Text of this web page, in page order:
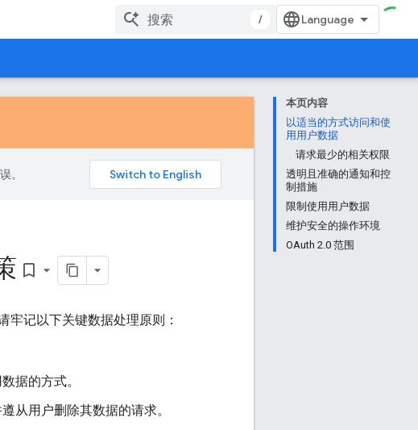
/
本页内容
以适当的方式访问和使
用用户数据
请求最少的相关权限
透明且准确的通知和控
制措施
限制使用用户数据
维护安全的操作环境
OAuth 2.0 范围
。
bookmark_border
牢记以下关键数据处理原则：
据的方式。
从用户删除其数据的请求。